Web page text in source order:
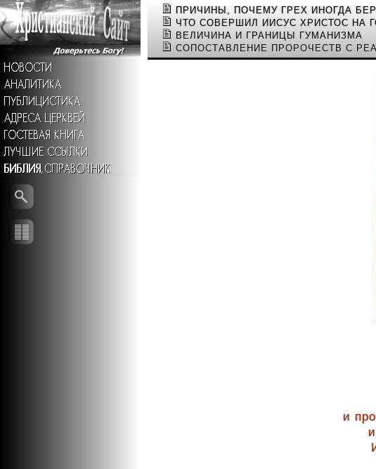
ПРИЧИНЫ, ПОЧЕМУ ГРЕХ ИНОГДА
ЧТО СОВЕРШИЛ ИИСУС ХРИСТОС НА
ВЕЛИЧИНА И ГРАНИЦЫ ГУМАНИЗМА
СОПОСТАВЛЕНИЕ ПРОРОЧЕСТВ С
и